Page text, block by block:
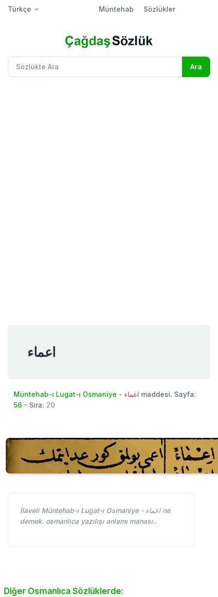
Türkçe Müntehab Sözlükler
اعماء
Müntehab-ı Lugat-ı Osmaniye - اعماء maddesi. Sayfa:
56 - Sira: 20
İlaveli Müntehab-ı Lugat-ı Osmaniye - اعماء ne
demek. osmanlıca yazılışı anlamı manası..
Diğer Osmanlıca Sözlüklerde: